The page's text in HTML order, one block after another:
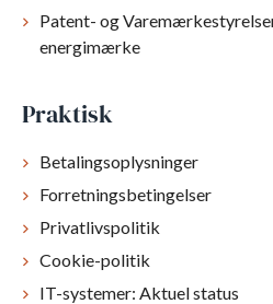
Patent- og
energimærke
Praktisk
Betalingsoplysninger
Forretningsbetingelser
Privatlivspolitik
Cookie-politik
IT-systemer: Aktuel status